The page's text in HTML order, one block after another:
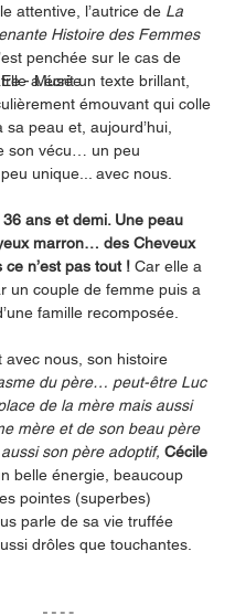
- Musée
attentive, l’autrice de La
Histoire des Femmes
penchée sur le cas de
a écrit un texte brillant,
émouvant qui colle
peau et, aujourd’hui,
son vécu… un peu
unique... avec nous.
36 ans et demi. Une peau
marron… des Cheveux
n’est pas tout ! Car elle a
un couple de femme puis a
famille recomposée.
avec nous, son histoire
du père… peut-être Luc
de la mère mais aussi
mère et de son beau père
son père adoptif, Cécile
belle énergie, beaucoup
pointes (superbes)
parle de sa vie truffée
drôles que touchantes.